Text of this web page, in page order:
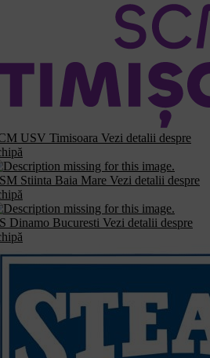
USV Timisoara Vezi detalii despre
Stiinta Baia Mare Vezi detalii despre
Dinamo Bucuresti Vezi detalii despre